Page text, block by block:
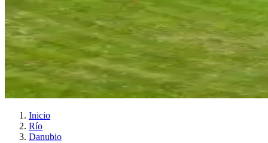
Inicio
Río
Danubio